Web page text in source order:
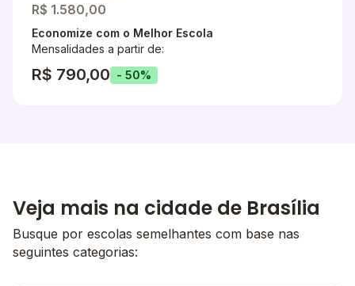
R$ 1.580,00
Economize com o Melhor Escola
Mensalidades a partir de:
R$ 790,00 - 50%
Veja mais na cidade de Brasília
Busque por escolas semelhantes com base nas
seguintes categorias: